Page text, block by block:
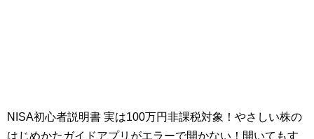
NISA初心者説明書 実は100万円非課税対象！やさしい株の
はじめかたガイドアプリがエラーで開かない！開いてもす